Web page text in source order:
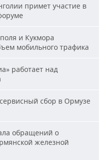
примет участие в
и Кукмора
мобильного трафика
работает над
сбор в Ормузе
обращений о
железной